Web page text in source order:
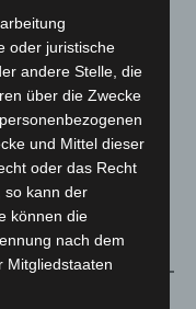
1.270
oder juristische
andere Stelle, die
über die Zwecke
und Mittel dieser
oder das Recht
so kann der
können die
nach dem
Mitgliedstaaten